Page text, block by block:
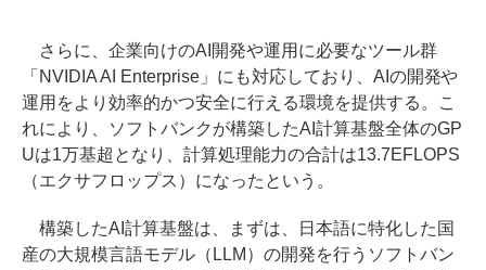
さらに、企業向けのAI開発や運用に必要なツール群
「NVIDIA AI Enterprise」にも対応しており、AIの開発や
運用をより効率的かつ安全に行える環境を提供する。こ
れにより、ソフトバンクが構築したAI計算基盤全体のGP
Uは1万基超となり、計算処理能力の合計は13.7EFLOPS
（エクサフロップス）になったという。
構築したAI計算基盤は、まずは、日本語に特化した国
産の大規模言語モデル（LLM）の開発を行うソフトバン